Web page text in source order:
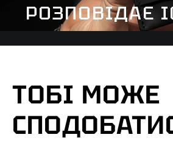
РОЗПОВІДАЄ
ТОБІ МОЖЕ